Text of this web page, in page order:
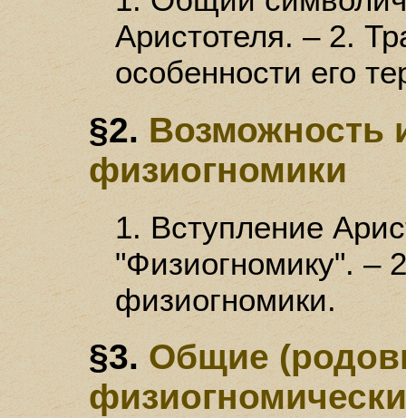
Аристотеля. – 2.
особенности его
§2. Возможность
физиогномики
1. Вступление
"Физиогномику". –
физиогномики.
§3. Общие